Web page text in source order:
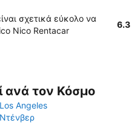
σχετικά εύκολο να
Nico Rentacar
6.3
ανά τον Κόσμο
Los Angeles
Ντένβερ